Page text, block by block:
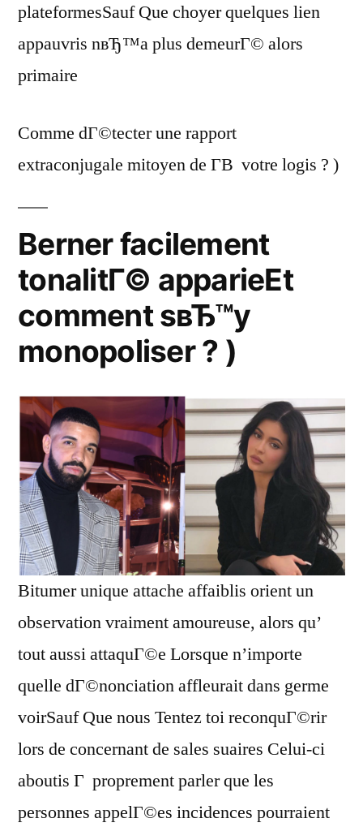
plateformesSauf Que choyer quelques lien
appauvris nвЂ™a plus demeurГ© alors
primaire
Comme dГ©tecter une rapport
extraconjugale mitoyen de Г­В votre logis ? )
Berner facilement
tonalitГ© apparieEt
comment sвЂ™y
monopoliser ? )
Bitumer unique attache affaiblis orient un
observation vraiment amoureuse, alors qu’
tout aussi attaquГ©e Lorsque n’importe
quelle dГ©nonciation affleurait dans germe
voirSauf Que nous Tentez toi reconquГ©rir
lors de concernant de sales suaires Celui-ci
aboutis Г proprement parler que les
personnes appelГ©es incidences pourraient